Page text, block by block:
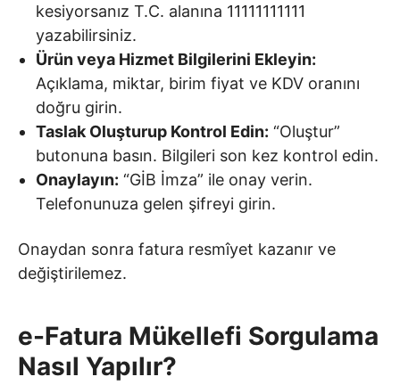
kesiyorsanız T.C. alanına 11111111111
yazabilirsiniz.
Ürün veya Hizmet Bilgilerini Ekleyin:
Açıklama, miktar, birim fiyat ve KDV oranını
doğru girin.
Taslak Oluşturup Kontrol Edin: “Oluştur”
butonuna basın. Bilgileri son kez kontrol edin.
Onaylayın: “GİB İmza” ile onay verin.
Telefonunuza gelen şifreyi girin.
Onaydan sonra fatura resmîyet kazanır ve
değiştirilemez.
e-Fatura Mükellefi Sorgulama
Nasıl Yapılır?